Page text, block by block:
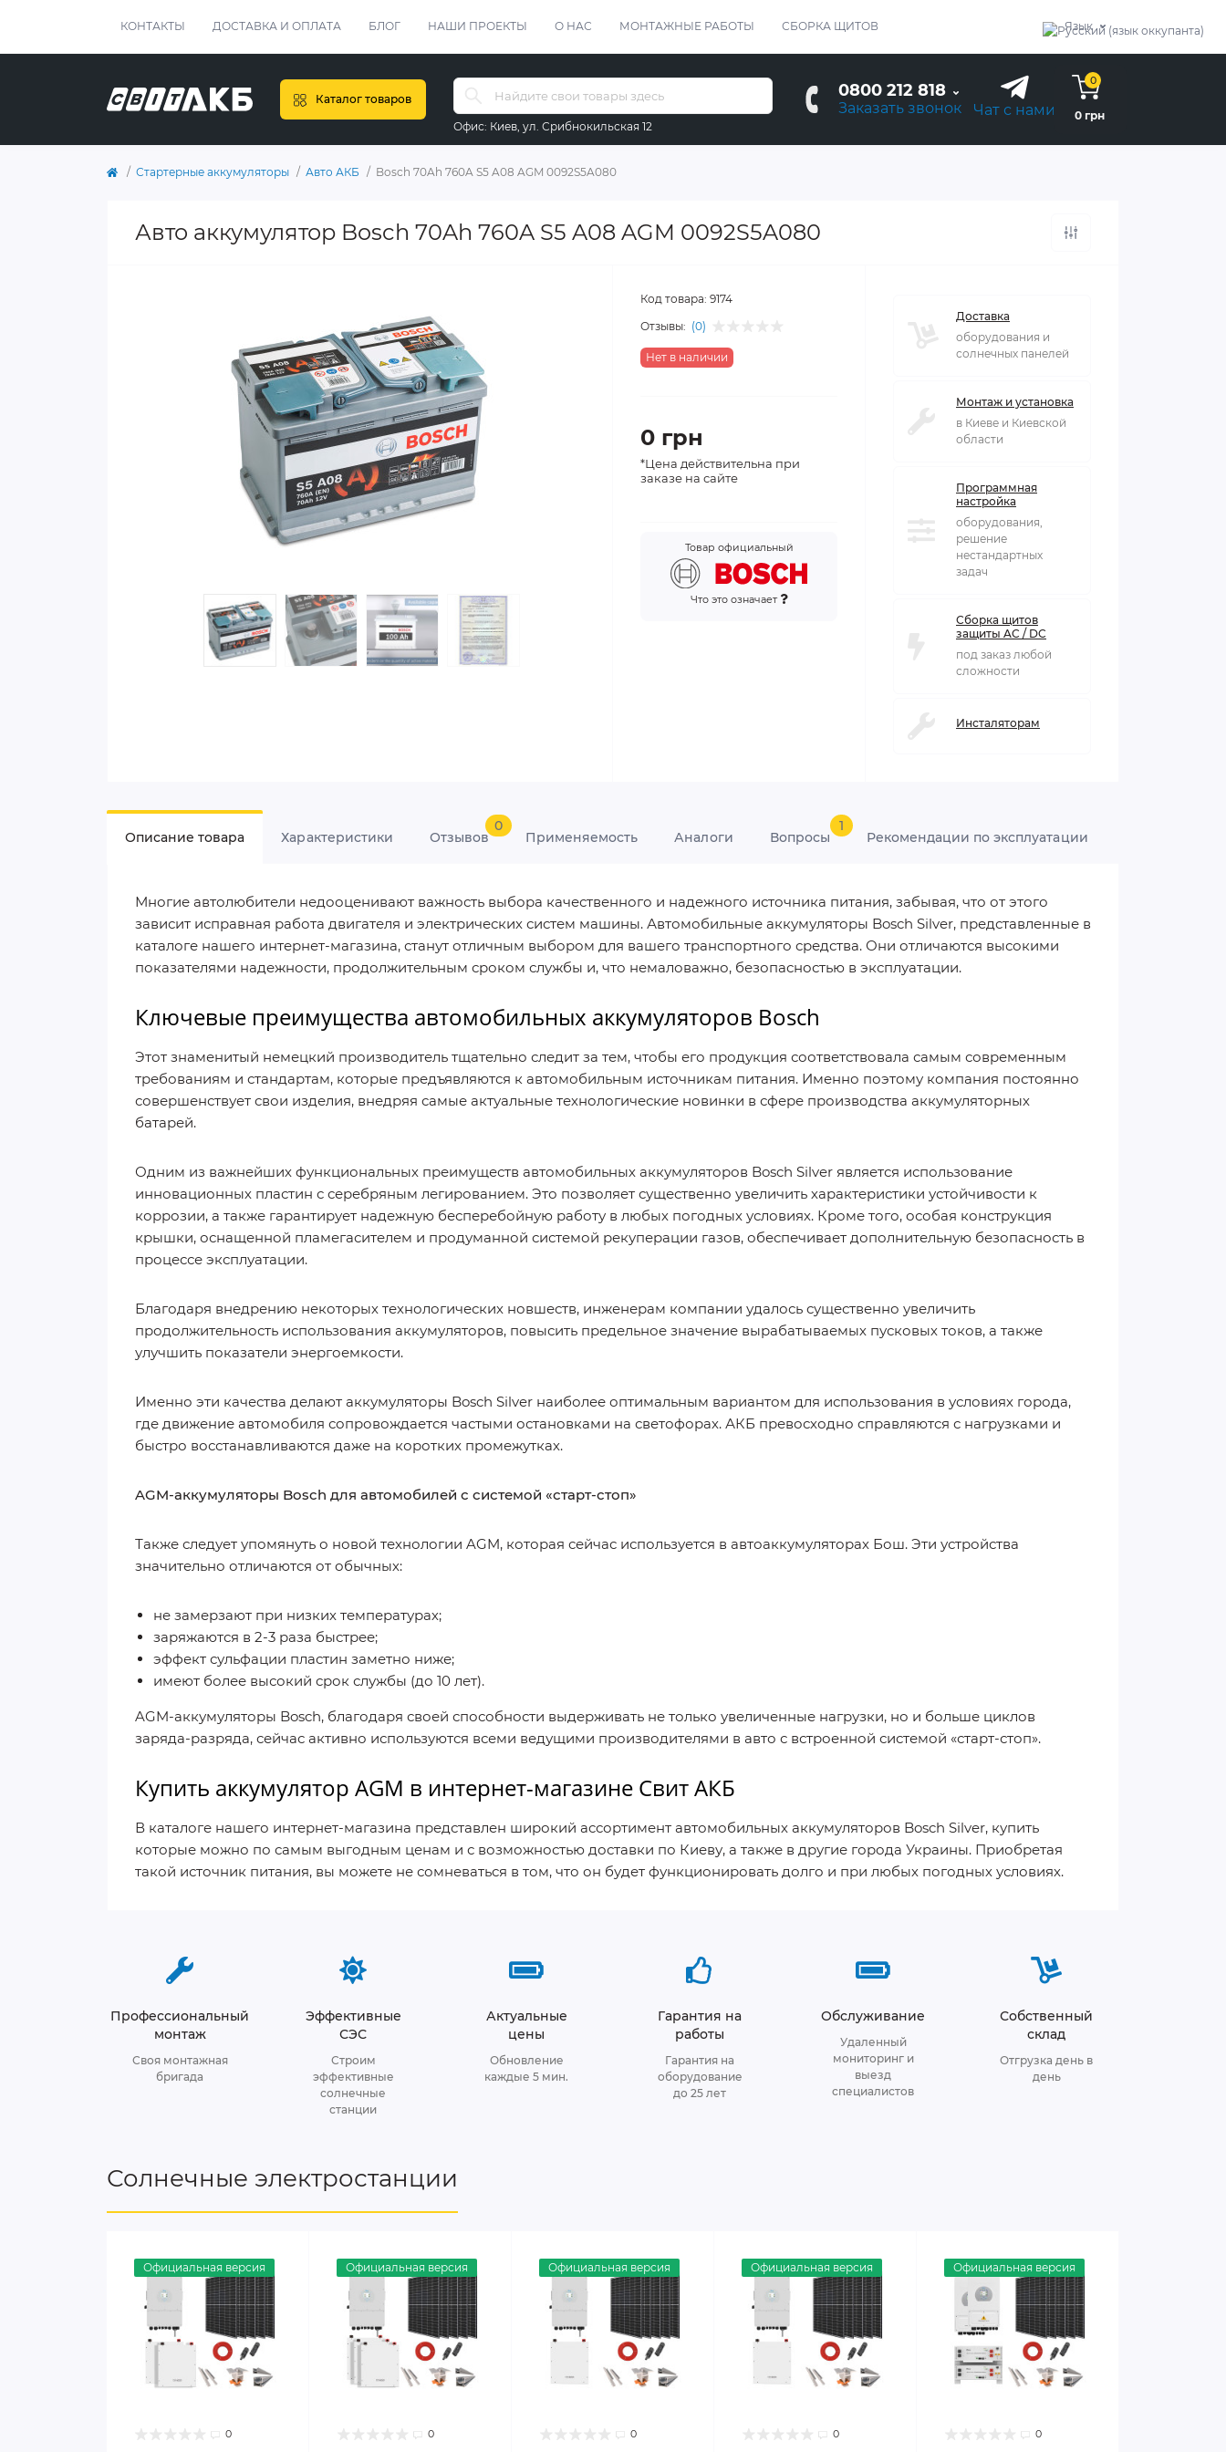
КОНТАКТЫ ДОСТАВКА И ОПЛАТА БЛОГ НАШИ ПРОЕКТЫ О НАС МОНТАЖНЫЕ РАБОТЫ СБОРКА ЩИТОВ Язык
Каталог товаров
Офис: Киев, ул. Срибнокильская 12
0800 212 818
Заказать звонок Чат с нами
0
0 грн
Стартерные аккумуляторы Авто АКБ Bosch 70Ah 760A S5 A08 AGM 0092S5A080
Авто аккумулятор Bosch 70Ah 760A S5 A08 AGM 0092S5A080
Код товара: 9174
Отзывы: (0)
Нет в наличии
0 грн
*Цена действительна при
заказе на сайте
Товар официальный
Что это означает
Доставка
оборудования и
солнечных панелей
Монтаж и установка
в Киеве и Киевской
области
Программная
настройка
оборудования,
решение
нестандартных
задач
Сборка щитов
защиты AC / DC
под заказ любой
сложности
Инсталяторам
Описание товара Характеристики Отзывов
0
Применяемость Аналоги Вопросы
1
Рекомендации по эксплуатации
Многие автолюбители недооценивают важность выбора качественного и надежного источника питания, забывая, что от этого
зависит исправная работа двигателя и электрических систем машины. Автомобильные аккумуляторы Bosch Silver, представленные в
каталоге нашего интернет-магазина, станут отличным выбором для вашего транспортного средства. Они отличаются высокими
показателями надежности, продолжительным сроком службы и, что немаловажно, безопасностью в эксплуатации.
Ключевые преимущества автомобильных аккумуляторов Bosch
Этот знаменитый немецкий производитель тщательно следит за тем, чтобы его продукция соответствовала самым современным
требованиям и стандартам, которые предъявляются к автомобильным источникам питания. Именно поэтому компания постоянно
совершенствует свои изделия, внедряя самые актуальные технологические новинки в сфере производства аккумуляторных
батарей.
Одним из важнейших функциональных преимуществ автомобильных аккумуляторов Bosch Silver является использование
инновационных пластин с серебряным легированием. Это позволяет существенно увеличить характеристики устойчивости к
коррозии, а также гарантирует надежную бесперебойную работу в любых погодных условиях. Кроме того, особая конструкция
крышки, оснащенной пламегасителем и продуманной системой рекуперации газов, обеспечивает дополнительную безопасность в
процессе эксплуатации.
Благодаря внедрению некоторых технологических новшеств, инженерам компании удалось существенно увеличить
продолжительность использования аккумуляторов, повысить предельное значение вырабатываемых пусковых токов, а также
улучшить показатели энергоемкости.
Именно эти качества делают аккумуляторы Bosch Silver наиболее оптимальным вариантом для использования в условиях города,
где движение автомобиля сопровождается частыми остановками на светофорах. АКБ превосходно справляются с нагрузками и
быстро восстанавливаются даже на коротких промежутках.
AGM-аккумуляторы Bosch для автомобилей с системой «старт-стоп»
Также следует упомянуть о новой технологии AGM, которая сейчас используется в автоаккумуляторах Бош. Эти устройства
значительно отличаются от обычных:
не замерзают при низких температурах;
заряжаются в 2-3 раза быстрее;
эффект сульфации пластин заметно ниже;
имеют более высокий срок службы (до 10 лет).
AGM-аккумуляторы Bosch, благодаря своей способности выдерживать не только увеличенные нагрузки, но и больше циклов
заряда-разряда, сейчас активно используются всеми ведущими производителями в авто с встроенной системой «старт-стоп».
Купить аккумулятор AGM в интернет-магазине Свит АКБ
В каталоге нашего интернет-магазина представлен широкий ассортимент автомобильных аккумуляторов Bosch Silver, купить
которые можно по самым выгодным ценам и с возможностью доставки по Киеву, а также в другие города Украины. Приобретая
такой источник питания, вы можете не сомневаться в том, что он будет функционировать долго и при любых погодных условиях.
Профессиональный
монтаж
Своя монтажная
бригада
Эффективные
СЭС
Строим
эффективные
солнечные
станции
Актуальные
цены
Обновление
каждые 5 мин.
Гарантия на
работы
Гарантия на
оборудование
до 25 лет
Обслуживание
Удаленный
мониторинг и
выезд
специалистов
Собственный
склад
Отгрузка день в
день
Солнечные электростанции
Официальная версия
0
Официальная версия
0
Официальная версия
0
Официальная версия
0
Официальная версия
0